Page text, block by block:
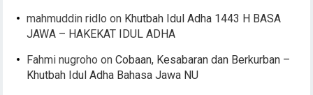
mahmuddin ridlo on Khutbah Idul Adha 1443 H BASA
JAWA – HAKEKAT IDUL ADHA
Fahmi nugroho onCobaan, Kesabaran dan Berkurban –
Khutbah Idul Adha Bahasa Jawa NU